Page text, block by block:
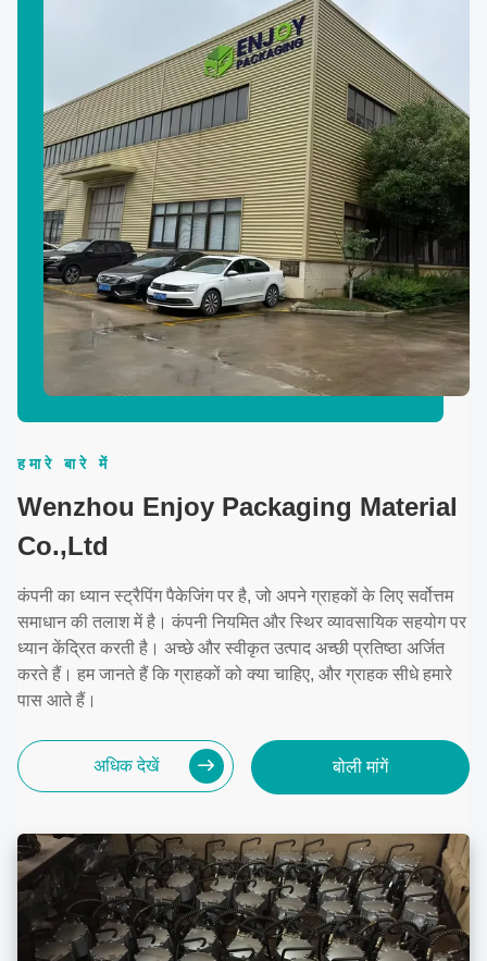
हमारे बारे में
Wenzhou Enjoy Packaging Material
Co.,Ltd
कंपनी का ध्यान स्ट्रैपिंग पैकेजिंग पर है, जो अपने ग्राहकों के लिए सर्वोत्तम
समाधान की तलाश में है। कंपनी नियमित और स्थिर व्यावसायिक सहयोग पर
ध्यान केंद्रित करती है। अच्छे और स्वीकृत उत्पाद अच्छी प्रतिष्ठा अर्जित
करते हैं। हम जानते हैं कि ग्राहकों को क्या चाहिए, और ग्राहक सीधे हमारे
पास आते हैं।
अधिक देखें बोली मांगें